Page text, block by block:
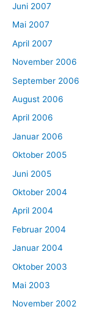
Juni 2007
Mai 2007
April 2007
November 2006
September 2006
August 2006
April 2006
Januar 2006
Oktober 2005
Juni 2005
Oktober 2004
April 2004
Februar 2004
Januar 2004
Oktober 2003
Mai 2003
November 2002